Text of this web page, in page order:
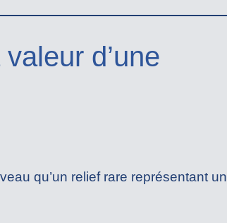
d’une
qu’un relief rare représentant un